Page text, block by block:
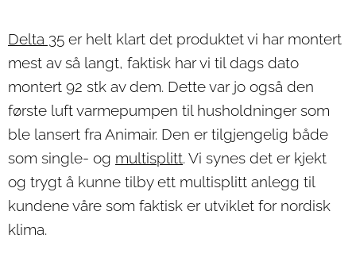
Delta 35 er helt klart det produktet vi har montert
mest av så langt, faktisk har vi til dags dato
montert 92 stk av dem. Dette var jo også den
første luft varmepumpen til husholdninger som
ble lansert fra Animair. Den er tilgjengelig både
som single- og multisplitt. Vi synes det er kjekt
og trygt å kunne tilby ett multisplitt anlegg til
kundene våre som faktisk er utviklet for nordisk
klima.